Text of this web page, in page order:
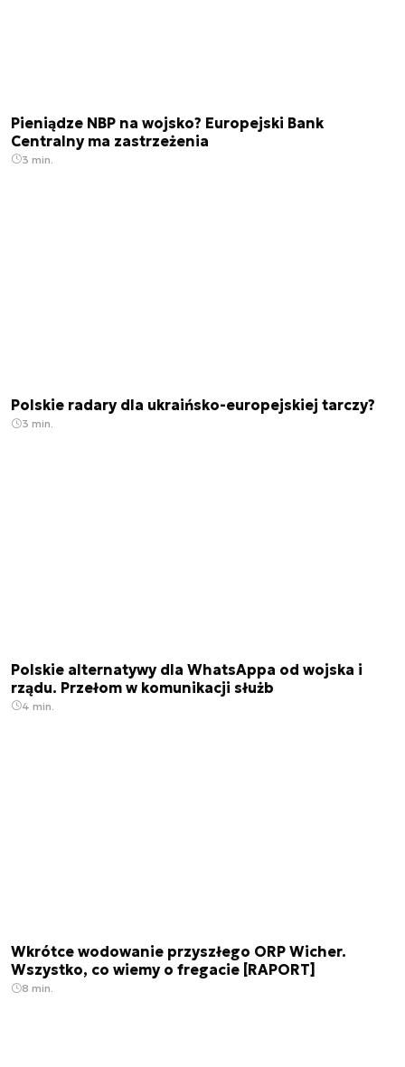
Pieniądze NBP na wojsko? Europejski Bank
Centralny ma zastrzeżenia
3 min.
Polskie radary dla ukraińsko-europejskiej tarczy?
3 min.
Polskie alternatywy dla WhatsAppa od wojska i
rządu. Przełom w komunikacji służb
4 min.
Wkrótce wodowanie przyszłego ORP Wicher.
Wszystko, co wiemy o fregacie [RAPORT]
8 min.